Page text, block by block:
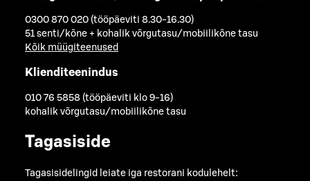
0300 870 020 (tööpäeviti 8.30-16.30)
51 senti/kõne + kohalik võrgutasu/mobiilikõne tasu
Kõik müügiteenused
Klienditeenindus
010 76 5858 (tööpäeviti klo 9-16)
kohalik võrgutasu/mobiilikõne tasu
Tagasiside
Tagasisidelingid leiate iga restorani kodulehelt: